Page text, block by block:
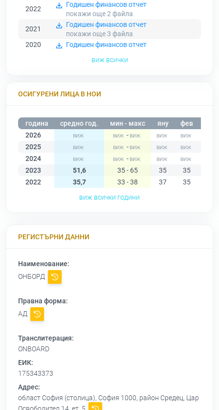
2022
Годишен финансов отчет
покажи още 2файла
2021
Годишен финансов отчет
покажи още 3 файла
2020
Годишен финансов отчет
виж всички
ОСИГУРЕНИ ЛИЦА В НОИ
година средно год. мин - макс яну фев
2026
-
2025
-
2024
-
2023
51,6 35 - 65 35 35
2022
35,7 33 - 38 37 35
виж всички години
РЕГИСТЪРНИ ДАННИ
Наименование:
ОНБОРД
Правна форма:
АД
Транслитерация:
ONBOARD
ЕИК:
175343373
Адрес:
област София (столица), София 1000, район Средец, Цар